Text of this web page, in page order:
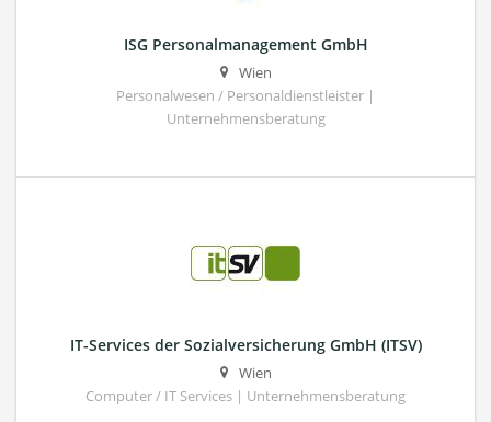
ISG Personalmanagement GmbH
Wien
Personalwesen / Personaldienstleister |
Unternehmensberatung
IT-Services der Sozialversicherung GmbH (ITSV)
Wien
Computer / IT Services | Unternehmensberatung